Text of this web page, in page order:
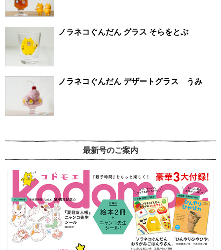
ノラネコぐんだん グラス そらをとぶ
ノラネコぐんだん デザートグラス うみ
最新号のご案内